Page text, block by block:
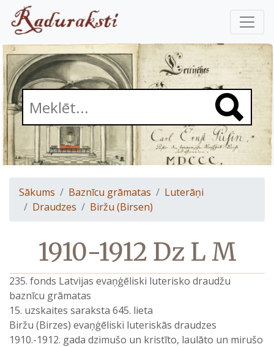
Sākums Baznīcu grāmatas
Luterāņi
Draudzes
Biržu (Birsen)
1910-1912 Dz L M
235. fonds Latvijas evaņģēliski luterisko draudžu
baznīcu grāmatas
15. uzskaites saraksta 645. lieta
Biržu (Birzes) evaņģēliski luteriskās draudzes
1910.-1912. gada dzimušo un kristīto, laulāto un mirušo